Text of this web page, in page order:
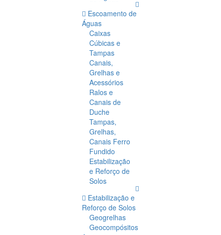
Escoamento de
Águas
Caixas
Cúbicas e
Tampas
Canais,
Grelhas e
Acessórios
Ralos e
Canais de
Duche
Tampas,
Grelhas,
Canais Ferro
Fundido
Estabilização
e Reforço de
Solos
Estabilização e
Reforço de Solos
Geogrelhas
Geocompósitos